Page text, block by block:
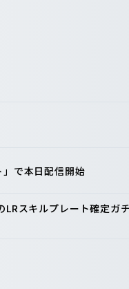
で本日配信開始
スキルプレート確定ガ